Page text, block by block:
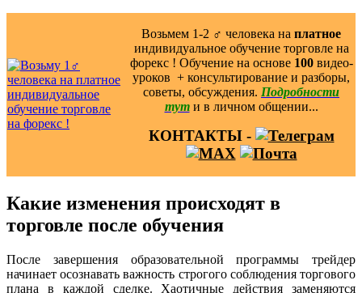
Возьмем 1-2 ‍♂️ человека на платное
индивидуальное обучение торговле на
форекс ! Обучение на основе 100видео-
уроков ️ + консультирование и разборы,
советы, обсуждения. Подробности
тут и в личном общении...
КОНТАКТЫ -
Какие изменения происходят в
торговле после обучения
После завершения образовательной программы трейдер
начинает осознавать важность строгого соблюдения торгового
плана в каждой сделке. Хаотичные действия заменяются